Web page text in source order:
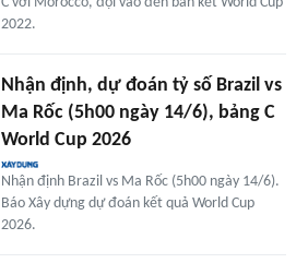
2022.
Nhận định, dự đoán tỷ số Brazil vs
Ma Rốc (5h00 ngày 14/6), bảng C
World Cup 2026
Nhận định Brazil vs Ma Rốc (5h00 ngày 14/6).
Báo Xây dựng dự đoán kết quả World Cup
2026.